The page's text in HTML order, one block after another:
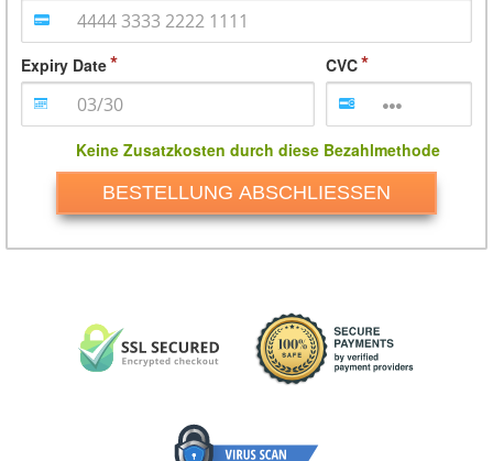
Expiry Date CVC
Keine Zusatzkosten durch diese Bezahlmethode
BESTELLUNG ABSCHLIESSEN